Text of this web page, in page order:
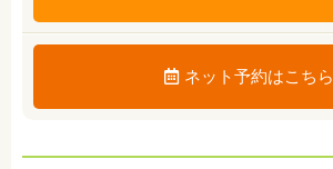
ネット予約はこちら